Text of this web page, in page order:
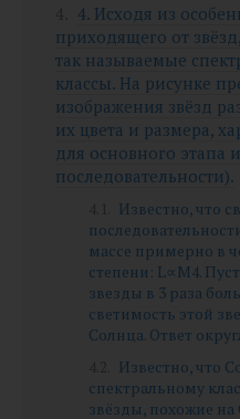
4. Исходя из
приходящего от
так называемые
классы. На рисунке
изображения звёзд
их цвета и размера,
для основного этапа
последовательности).
Известно, что
массе примерно в
степени: L∝M4.
звезды в 3 раза
светимость этой
Солнца. Ответ
Известно, что
спектральному
звёзды, похожие на